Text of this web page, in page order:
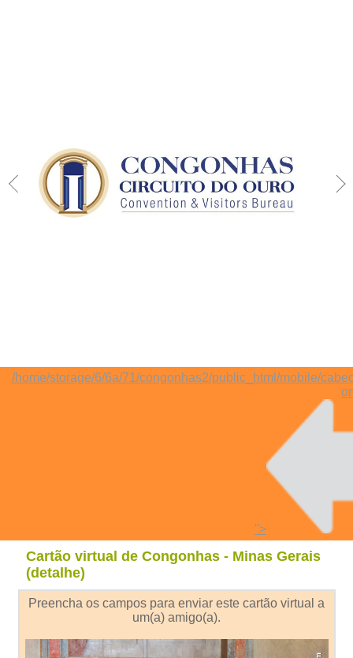
/home/storage/6/6a/71/congonhas2/public_html/mobile/
">
Cartão virtual de Congonhas - Minas Gerais
(detalhe)
Preencha os campos para enviar este cartão virtual a
um(a) amigo(a).